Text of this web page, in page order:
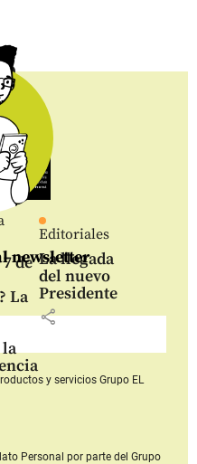
de
La
Editoriales
La llegada
del nuevo
Presidente
share
newsletter
y serviciosGrupo EL
Personal por parte del Grupo